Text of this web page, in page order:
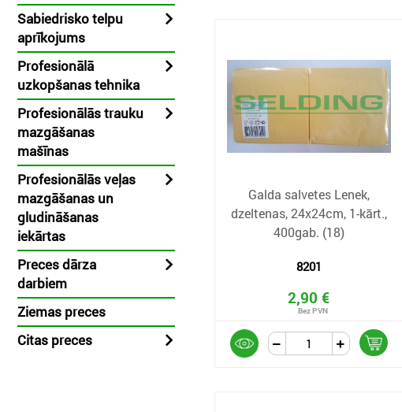
Sabiedrisko telpu
aprīkojums
Profesionālā
uzkopšanas tehnika
Profesionālās trauku
mazgāšanas
mašīnas
Profesionālās veļas
mazgāšanas un
gludināšanas
iekārtas
Preces dārza
darbiem
Ziemas preces
Citas preces
Galda salvetes Lenek,
dzeltenas, 24x24cm, 1-kārt.,
400gab. (18)
8201
2,90 €